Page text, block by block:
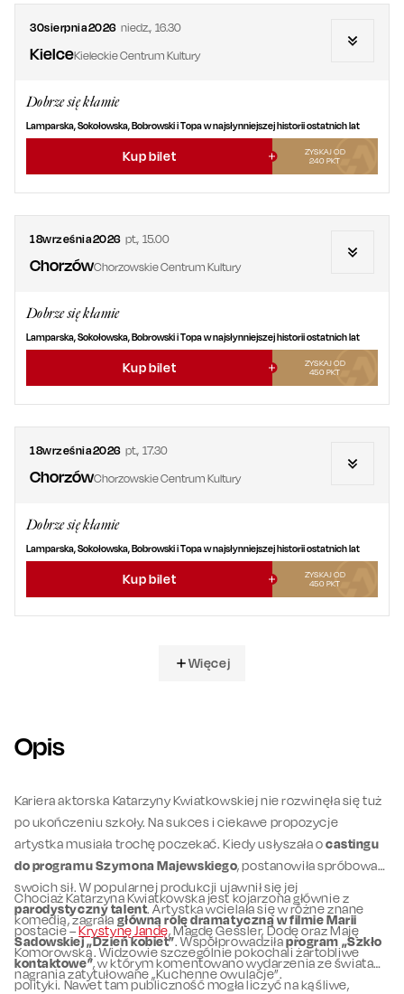
30sierpnia2026 niedz., 16.30
KielceKieleckie Centrum Kultury
Dobrze się kłamie
Lamparska, Sokołowska, Bobrowski i Topa w najsłynniejszej historii ostatnich lat
Kup bilet
ZYSKAJ OD
240 PKT
18września2026 pt., 15.00
ChorzówChorzowskie Centrum Kultury
Dobrze się kłamie
Lamparska, Sokołowska, Bobrowski i Topa w najsłynniejszej historii ostatnich lat
Kup bilet
ZYSKAJ OD
450 PKT
18września2026 pt., 17.30
ChorzówChorzowskie Centrum Kultury
Dobrze się kłamie
Lamparska, Sokołowska, Bobrowski i Topa w najsłynniejszej historii ostatnich lat
Kup bilet
ZYSKAJ OD
450 PKT
Więcej
Opis
Kariera aktorska Katarzyny Kwiatkowskiej nie rozwinęła się tuż
po ukończeniu szkoły. Na sukces i ciekawe propozycje
artystka musiała trochę poczekać. Kiedy usłyszała ocastingu
do programu Szymona Majewskiego, postanowiła spróbować
swoich sił. W popularnej produkcji ujawnił się jej
parodystyczny talent. Artystka wcielała się w różne znane
postacie –Krystynę Jandę, Magdę Gessler, Dodę oraz Maję
Komorowską. Widzowie szczególnie pokochali żartobliwe
nagrania zatytułowane „Kuchenne owulacje”.
Chociaż Katarzyna Kwiatkowska jest kojarzona głównie z
komedią, zagrała główną rolę dramatyczną w filmie Marii
Sadowskiej „Dzień kobiet”. Współprowadziłaprogram „Szkło
kontaktowe”, w którym komentowano wydarzenia ze świata
polityki. Nawet tam publiczność mogła liczyć na kąśliwe,